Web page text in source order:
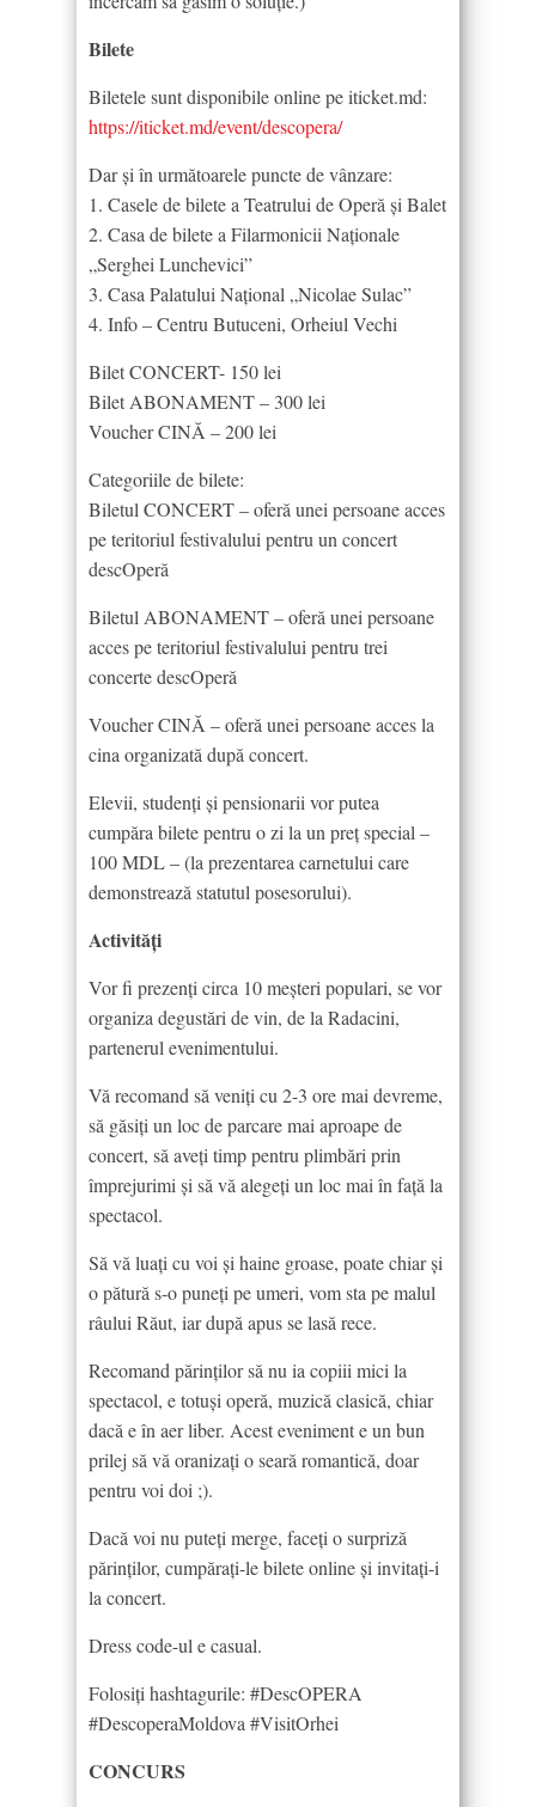
Bilete
Biletele sunt disponibile online pe iticket.md:
https://iticket.md/event/descopera/
Dar şi în următoarele puncte de vânzare:
1. Casele de bilete a Teatrului de Operă și Balet
2. Casa de bilete a Filarmonicii Naționale
„Serghei Lunchevici”
3. Casa Palatului Național „Nicolae Sulac”
4. Info – Centru Butuceni, Orheiul Vechi
Bilet CONCERT- 150 lei
Bilet ABONAMENT – 300 lei
Voucher CINĂ – 200 lei
Categoriile de bilete:
Biletul CONCERT – oferă unei persoane acces
pe teritoriul festivalului pentru un concert
descOperă
Biletul ABONAMENT – oferă unei persoane
acces pe teritoriul festivalului pentru trei
concerte descOperă
Voucher CINĂ – oferă unei persoane acces la
cina organizată după concert.
Elevii, studenți și pensionarii vor putea
cumpăra bilete pentru o zi la un preț special –
100 MDL – (la prezentarea carnetului care
demonstrează statutul posesorului).
Activităţi
Vor fi prezenţi circa 10 meşteri populari, se vor
organiza degustări de vin, de la Radacini,
partenerul evenimentului.
Vă recomand să veniţi cu 2-3 ore mai devreme,
să găsiţi un loc de parcare mai aproape de
concert, să aveţi timp pentru plimbări prin
împrejurimi şi să vă alegeţi un loc mai în faţă la
spectacol.
Să vă luaţi cu voi şi haine groase, poate chiar şi
o pătură s-o puneţi pe umeri, vom sta pe malul
râului Răut, iar după apus se lasă rece.
Recomand părinţilor să nu ia copiii mici la
spectacol, e totuşi operă, muzică clasică, chiar
dacă e în aer liber. Acest eveniment e un bun
prilej să vă oranizaţi o seară romantică, doar
pentru voi doi ;).
Dacă voi nu puteţi merge, faceţi o surpriză
părinţilor, cumpăraţi-le bilete online şi invitaţi-i
la concert.
Dress code-ul e casual.
Folosiţi hashtagurile: #DescOPERA
#DescoperaMoldova #VisitOrhei
CONCURS